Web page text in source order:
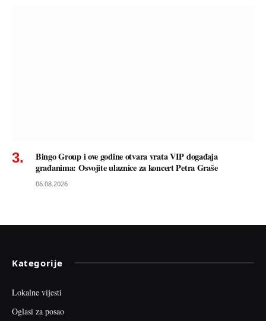
Bingo Group i ove godine otvara vrata VIP događaja
građanima: Osvojite ulaznice za koncert Petra Graše
06.08.2026
Kategorije
Lokalne vijesti
Oglasi za posao